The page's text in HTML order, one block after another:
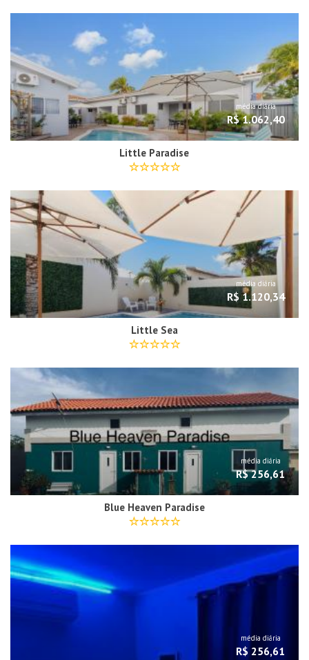
média diária
R$ 1.062,40
Little Paradise
média diária
R$ 1.120,34
Little Sea
média diária
R$ 256,61
Blue Heaven Paradise
média diária
R$ 256,61